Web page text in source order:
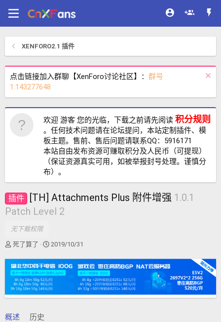
XENFORO2.1 插件
点击链接加入群聊【XenForo讨论社区】： 群号
1:143277648
欢迎 游客 您的光临，下载之前请先阅读 积分规则
。任何技术问题请在论坛提问，本站定制插件、模
板主题。售前、售后问题请联系QQ：5916171
本站自由发布资源可赚取积分及人民币（可提现）
（保证资源真实可用，如被举报封号处理。谨慎分
布）。
插件 [TH] Attachments Plus 附件增强 1.0.1
Patch Level 2
无下载权限
作
死了算了
创
日
期
2019/10/31
概述 历史